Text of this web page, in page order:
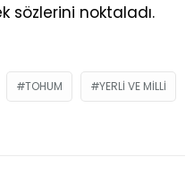
sözlerini noktaladı.
TOHUM YERLI VE MILLI